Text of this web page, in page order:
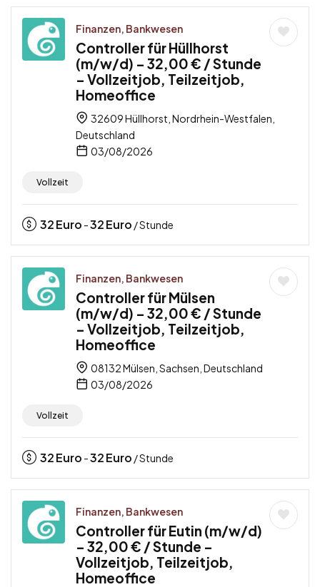
Finanzen, Bankwesen
Controller für Hüllhorst
(m/w/d) – 32,00 € / Stunde
– Vollzeitjob, Teilzeitjob,
Homeoffice
32609 Hüllhorst, Nordrhein-Westfalen,
Deutschland
03/08/2026
Vollzeit
32Euro -32Euro / Stunde
Finanzen, Bankwesen
Controller für Mülsen
(m/w/d) – 32,00 € / Stunde
– Vollzeitjob, Teilzeitjob,
Homeoffice
08132 Mülsen, Sachsen, Deutschland
03/08/2026
Vollzeit
32Euro -32Euro / Stunde
Finanzen, Bankwesen
Controller für Eutin (m/w/d)
– 32,00 € / Stunde –
Vollzeitjob, Teilzeitjob,
Homeoffice